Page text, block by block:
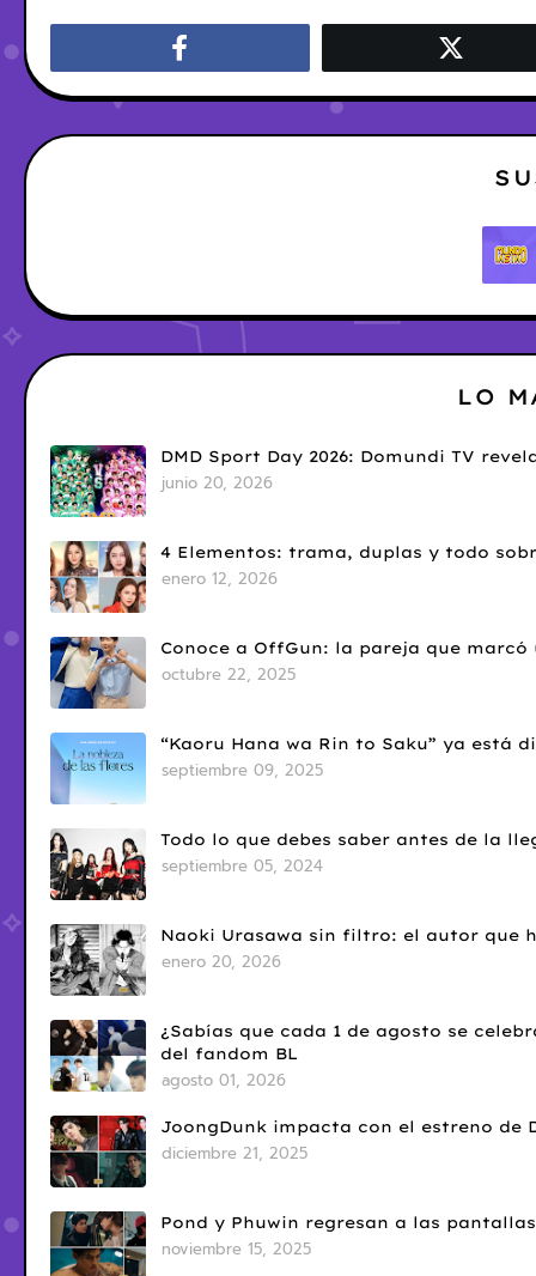
LO
DMD Sport Day 2026: Domundi TV
junio 20, 2026
4 Elementos: trama, duplas y todo
enero 12, 2026
Conoce a OffGun: la pareja que
octubre 22, 2025
“Kaoru Hana wa Rin to Saku” ya está
septiembre 09, 2025
Todo lo que debes saber antes de la
septiembre 05, 2024
Naoki Urasawa sin filtro: el autor que
enero 20, 2026
¿Sabías que cada 1 de agosto se
del fandom BL
agosto 01, 2026
JoongDunk impacta con el estreno de
diciembre 21, 2025
Pond y Phuwin regresan a las
noviembre 15, 2025